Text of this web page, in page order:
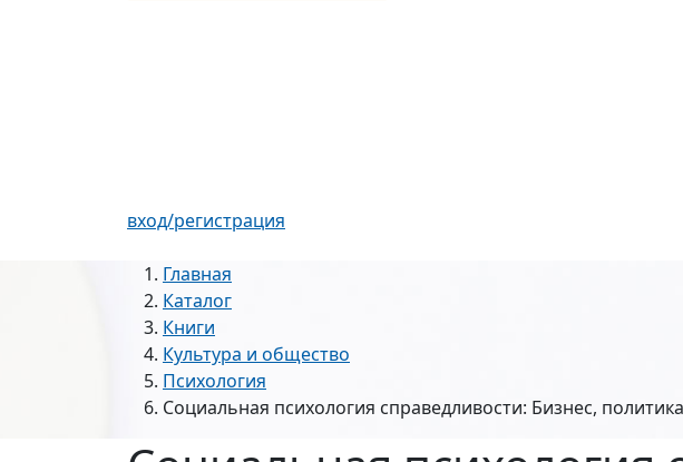
вход/регистрация
Главная
Каталог
Книги
Культура и общество
Психология
Социальная психология справедливости: Бизнес,